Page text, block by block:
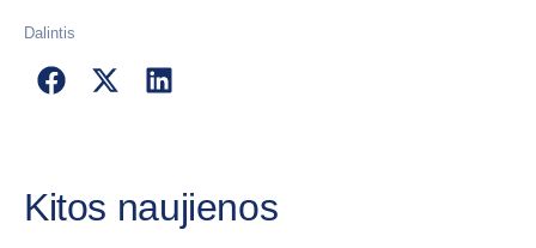
Dalintis
Kitos naujienos